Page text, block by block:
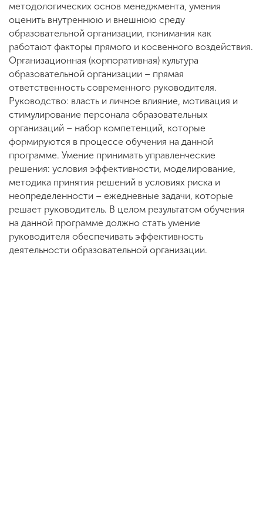
комиссия
+7 (831) 262-26-20
методологических основ менеджмента, умения
оценить внутреннюю и внешнюю среду
образовательной организации, понимания как
работают факторы прямого и косвенного воздействия.
Организационная (корпоративная) культура
образовательной организации – прямая
ответственность современного руководителя.
Руководство: власть и личное влияние, мотивация и
стимулирование персонала образовательных
организаций – набор компетенций, которые
формируются в процессе обучения на данной
программе. Умение принимать управленческие
решения: условия эффективности, моделирование,
методика принятия решений в условиях риска и
неопределенности – ежедневные задачи, которые
решает руководитель. В целом результатом обучения
на данной программе должно стать умение
руководителя обеспечивать эффективность
деятельности образовательной организации.